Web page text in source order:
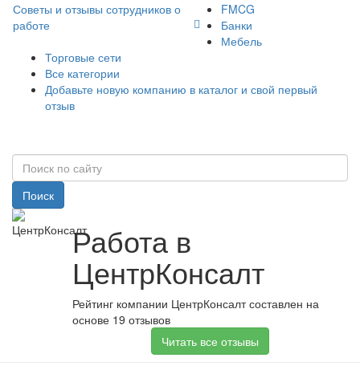
Советы и отзывы сотрудников о
работе
FMCG
Банки
Мебель
Торговые сети
Все категории
Добавьте новую компанию в каталог и свой первый
отзыв
Поиск
Работа в
ЦентрКонсалт
Рейтинг компании ЦентрКонсалт составлен на
основе 19 отзывов
Читать все отзывы